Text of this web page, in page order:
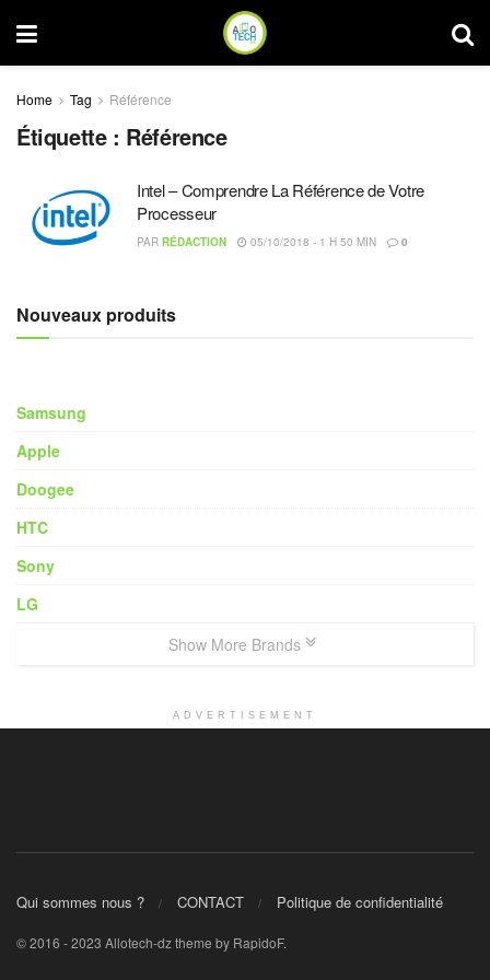
Home Tag Référence
Étiquette : Référence
Intel – Comprendre La Référence de Votre
Processeur
PAR RÉDACTION 05/10/2018 - 1 H 50 MIN 0
Nouveaux produits
Samsung
Apple
Doogee
HTC
Sony
LG
Show More Brands
ADVERTISEMENT
Qui sommes nous ? CONTACT Politique de confidentialité
© 2016 - 2023 Allotech-dz theme by RapidoF.